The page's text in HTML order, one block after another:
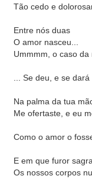
Tão cedo e
Entre nós duas
O amor nasceu...
Ummmm, o caso
... Se deu, e se
Na palma da tua
Me ofertaste, e eu
Como o amor o
E em que furor
Os nossos corpos